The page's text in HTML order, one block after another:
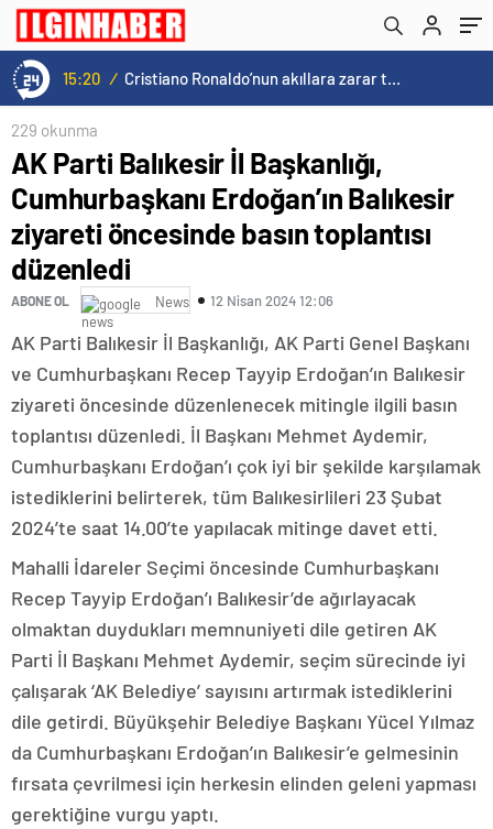
15:20 / Cristiano Ronaldo’nun akıllara zarar tüm kariyerinin istatistiğini çıkardık !
öncesinde basın toplantısı düzenledi
229 okunma
AK Parti Balıkesir İl Başkanlığı,
Cumhurbaşkanı Erdoğan’ın Balıkesir
ziyareti öncesinde basın toplantısı
düzenledi
ABONE OL News 12 Nisan 2024 12:06
AK Parti Balıkesir İl Başkanlığı, AK Parti Genel Başkanı
ve Cumhurbaşkanı Recep Tayyip Erdoğan’ın Balıkesir
ziyareti öncesinde düzenlenecek mitingle ilgili basın
toplantısı düzenledi. İl Başkanı Mehmet Aydemir,
Cumhurbaşkanı Erdoğan’ı çok iyi bir şekilde karşılamak
istediklerini belirterek, tüm Balıkesirlileri 23 Şubat
2024’te saat 14.00’te yapılacak mitinge davet etti.
Mahalli İdareler Seçimi öncesinde Cumhurbaşkanı
Recep Tayyip Erdoğan’ı Balıkesir’de ağırlayacak
olmaktan duydukları memnuniyeti dile getiren AK
Parti İl Başkanı Mehmet Aydemir, seçim sürecinde iyi
çalışarak ‘AK Belediye’ sayısını artırmak istediklerini
dile getirdi. Büyükşehir Belediye Başkanı Yücel Yılmaz
da Cumhurbaşkanı Erdoğan’ın Balıkesir’e gelmesinin
fırsata çevrilmesi için herkesin elinden geleni yapması
gerektiğine vurgu yaptı.